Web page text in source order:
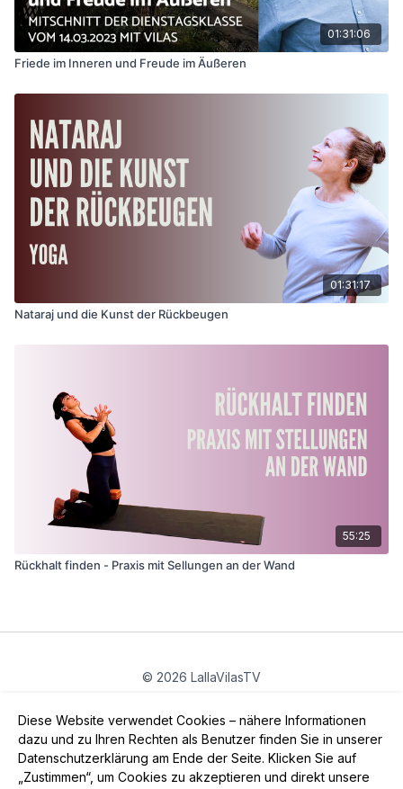
Diese Website verwendet Cookies – nähere Informationen
dazu und zu Ihren Rechten als Benutzer finden Sie in unserer
Datenschutzerklärung am Ende der Seite. Klicken Sie auf
„Zustimmen“, um Cookies zu akzeptieren und direkt unsere
01:31:06
Friede im Inneren und Freude im Äußeren
01:31:17
Nataraj und die Kunst der Rückbeugen
55:25
Rückhalt finden - Praxis mit Sellungen an der Wand
© 2026 LallaVilasTV
App holen ->